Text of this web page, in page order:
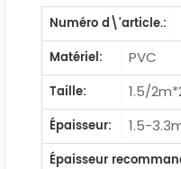
Numéro d\'article.:
Matériel:
PVC
Taille:
1.5/
Épaisseur:
1.5-
Épaisseur